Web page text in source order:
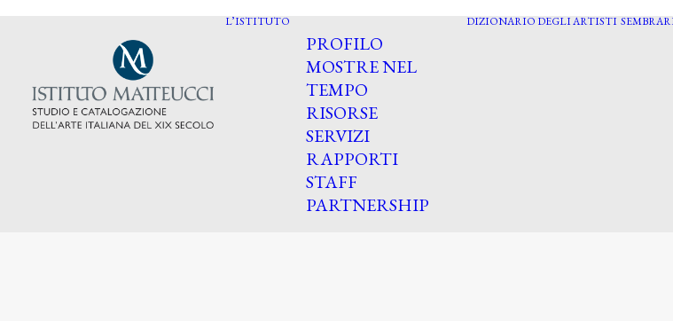
L’ISTITUTO
PROFILO
MOSTRE NEL
TEMPO
RISORSE
SERVIZI
RAPPORTI
STAFF
PARTNERSHIP
DIZIONARIO DEGLI ARTISTI